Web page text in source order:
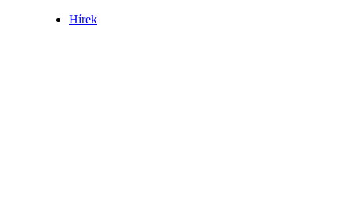
Hírek